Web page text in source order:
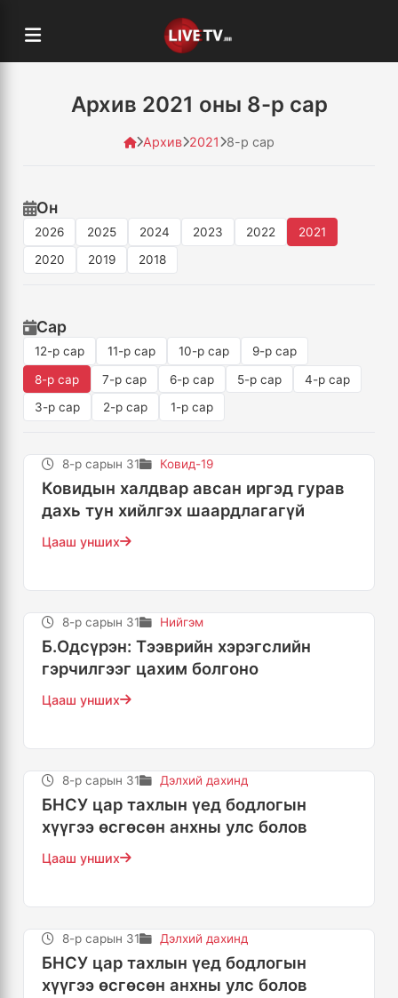
Архив 2021 оны 8-р сар
Архив 2021 8-р сар
Он
2026 2025 2024 2023 2022
2021
2020
2019 2018
Сар
12-р сар 11-р сар 10-р сар
9-р сар
8-р сар
7-р сар 6-р сар 5-р сар
4-р сар
3-р сар
2-р сар 1-р сар
8-р сарын 31 Ковид-19
Ковидын халдвар авсан иргэд гурав
дахь тун хийлгэх шаардлагагүй
Цааш унших
8-р сарын 31 Нийгэм
Б.Одсүрэн: Тээврийн хэрэгслийн
гэрчилгээг цахим болгоно
Цааш унших
8-р сарын 31 Дэлхий дахинд
БНСУ цар тахлын үед бодлогын
хүүгээ өсгөсөн анхны улс болов
Цааш унших
8-р сарын 31 Дэлхий дахинд
БНСУ цар тахлын үед бодлогын
хүүгээ өсгөсөн анхны улс болов